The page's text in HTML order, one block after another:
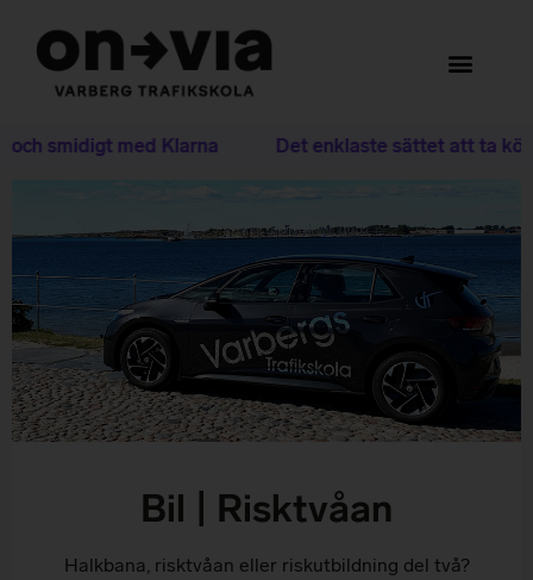
smidigt med Klarna Det enklaste sättet att ta
Bil | Risktvåan
Halkbana, risktvåan eller riskutbildning del två?